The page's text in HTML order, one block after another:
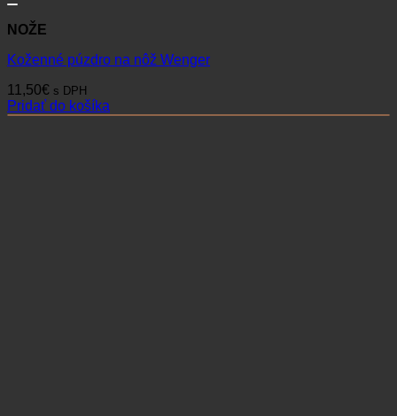
NOŽE
Koženné púzdro na nôž Wenger
11,50€ s DPH
Pridať do košíka